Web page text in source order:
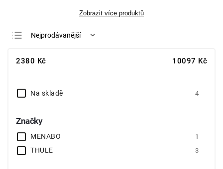
Zobrazit více produktů
Nejprodávanější
2380 Kč 10097 Kč
Na skladě 4
Značky
MENABO 1
THULE 3